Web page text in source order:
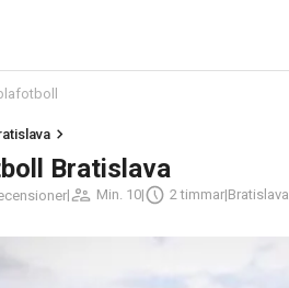
Bratislava
| Min. 10| 2 timmar|Bratislava